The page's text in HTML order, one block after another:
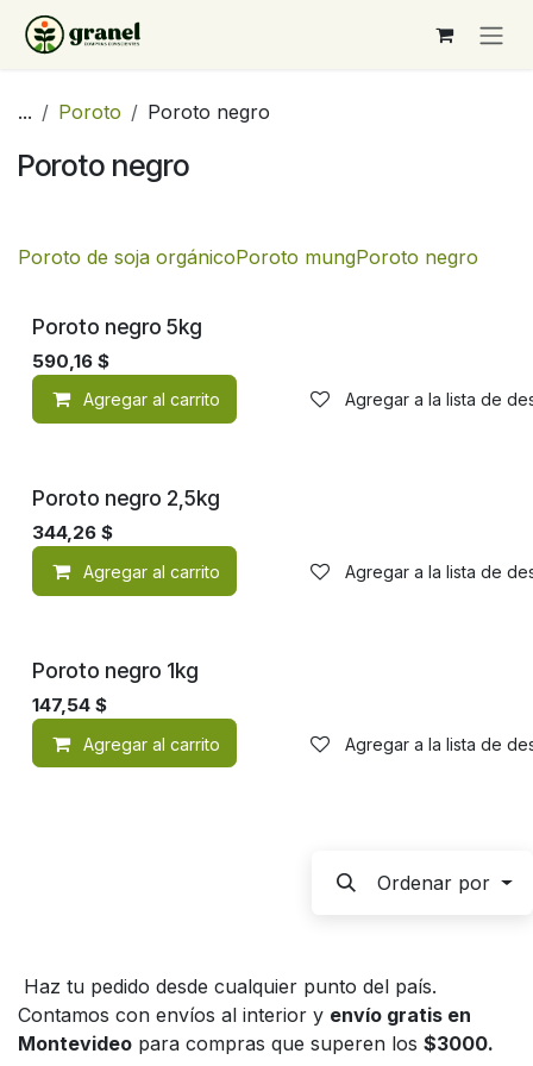
Ir al contenido
... Poroto Poroto negro
Poroto negro
Poroto de soja orgánicoPoroto mungPoroto negro
Poroto negro 5kg
590,16 $
Agregar al carrito Agregar a la lista de
Poroto negro 2,5kg
344,26 $
Agregar al carrito Agregar a la lista de
Poroto negro 1kg
147,54 $
Agregar al carrito Agregar a la lista de
Ordenar por
Haz tu pedido desde cualquier punto del país.
Contamos con envíos al interior y envío gratis en
Montevideo para compras que superen los $3000.